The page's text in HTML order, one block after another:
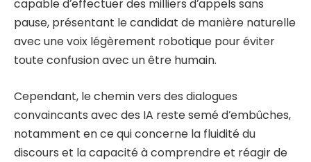
capable d’effectuer des milliers d’appels sans
pause, présentant le candidat de manière naturelle
avec une voix légèrement robotique pour éviter
toute confusion avec un être humain.
Cependant, le chemin vers des dialogues
convaincants avec des IA reste semé d’embûches,
notamment en ce qui concerne la fluidité du
discours et la capacité à comprendre et réagir de